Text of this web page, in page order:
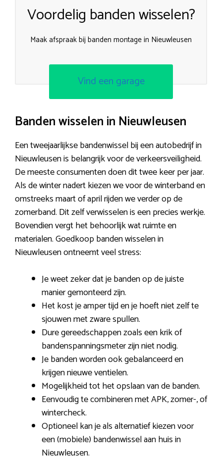
Voordelig banden wisselen?
Maak afspraak bij banden montage in Nieuwleusen
Vind een garage
Banden wisselen in Nieuwleusen
Een tweejaarlijkse bandenwissel bij een autobedrijf in
Nieuwleusen is belangrijk voor de verkeersveiligheid.
De meeste consumenten doen dit twee keer per jaar.
Als de winter nadert kiezen we voor de winterband en
omstreeks maart of april rijden we verder op de
zomerband. Dit zelf verwisselen is een precies werkje.
Bovendien vergt het behoorlijk wat ruimte en
materialen. Goedkoop banden wisselen in
Nieuwleusen ontneemt veel stress:
Je weet zeker dat je banden op de juiste
manier gemonteerd zijn.
Het kost je amper tijd en je hoeft niet zelf te
sjouwen met zware spullen.
Dure gereedschappen zoals een krik of
bandenspanningsmeter zijn niet nodig.
Je banden worden ook gebalanceerd en
krijgen nieuwe ventielen.
Mogelijkheid tot het opslaan van de banden.
Eenvoudig te combineren met APK, zomer-, of
wintercheck.
Optioneel kan je als alternatief kiezen voor
een (mobiele) bandenwissel aan huis in
Nieuwleusen.